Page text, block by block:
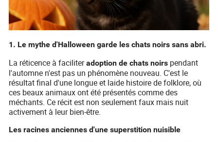
1. Le mythe d'Halloween garde les chats noirs sans abri.
La réticence à faciliteradoption de chats noirs pendant
l'automne n'est pas un phénomène nouveau. C'est le
résultat final d'une longue et laide histoire de folklore, où
ces beaux animaux ont été présentés comme des
méchants. Ce récit est non seulement faux mais nuit
activement à leur bien-être.
Les racines anciennes d'une superstition nuisible